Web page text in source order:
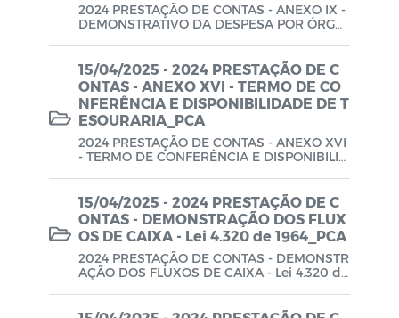
Plano de Aguas
2024 PRESTAÇÃO DE CONTAS - ANEXO IX -
DEMONSTRATIVO DA DESPESA POR ÓRGÃ
15/04/2025 - 2024 PRESTAÇÃO DE C
ONTAS - ANEXO XVI - TERMO DE CO
NFERÊNCIA E DISPONIBILIDADE DE T
ESOURARIA_PCA
2024 PRESTAÇÃO DE CONTAS - ANEXO XVI
- TERMO DE CONFERÊNCIA E DISPONIBILID
15/04/2025 - 2024 PRESTAÇÃO DE C
ONTAS - DEMONSTRAÇÃO DOS FLUX
OS DE CAIXA - Lei 4.320 de 1964_PCA
2024 PRESTAÇÃO DE CONTAS - DEMONSTR
AÇÃO DOS FLUXOS DE CAIXA - Lei 4.320 de